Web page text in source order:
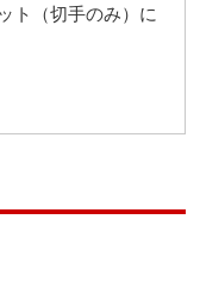
ト（切手のみ）に